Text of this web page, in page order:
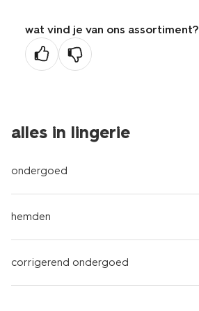
wat vind je van ons assortiment?
alles in lingerie
ondergoed
hemden
corrigerend ondergoed